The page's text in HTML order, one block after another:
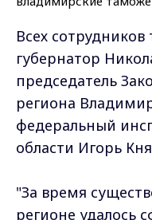
Всех
губернатор
председатель
региона
федеральный
области Игорь
"За время
регионе удалось